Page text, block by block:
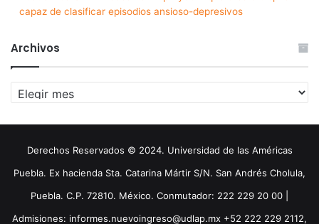
capaz de clasificar episodios ansioso-depresivos
Archivos
Archivos
Derechos Reservados © 2024. Universidad de las Américas
Puebla. Ex hacienda Sta. Catarina Mártir S/N. San Andrés Cholula,
Puebla. C.P. 72810. México. Conmutador: 222 229 20 00 |
Admisiones: informes.nuevoingreso@udlap.mx +52 222 229 2112,